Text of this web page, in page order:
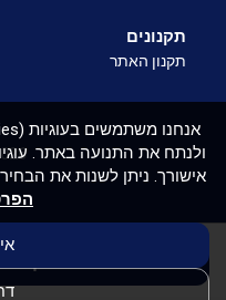
תקנונים
תקנון האתר
ולנתח את התנועה באתר.
אישורך. ניתן לשנות את